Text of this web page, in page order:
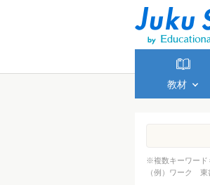
教材
※複数キーワード
（例）ワーク